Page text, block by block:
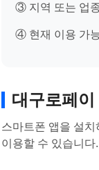
③ 지역 또는 업
④ 현재 이용 가
대구로페
스마트폰 앱을 설
이용할 수 있습니다.